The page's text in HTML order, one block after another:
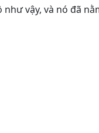
vậy, và nó đã